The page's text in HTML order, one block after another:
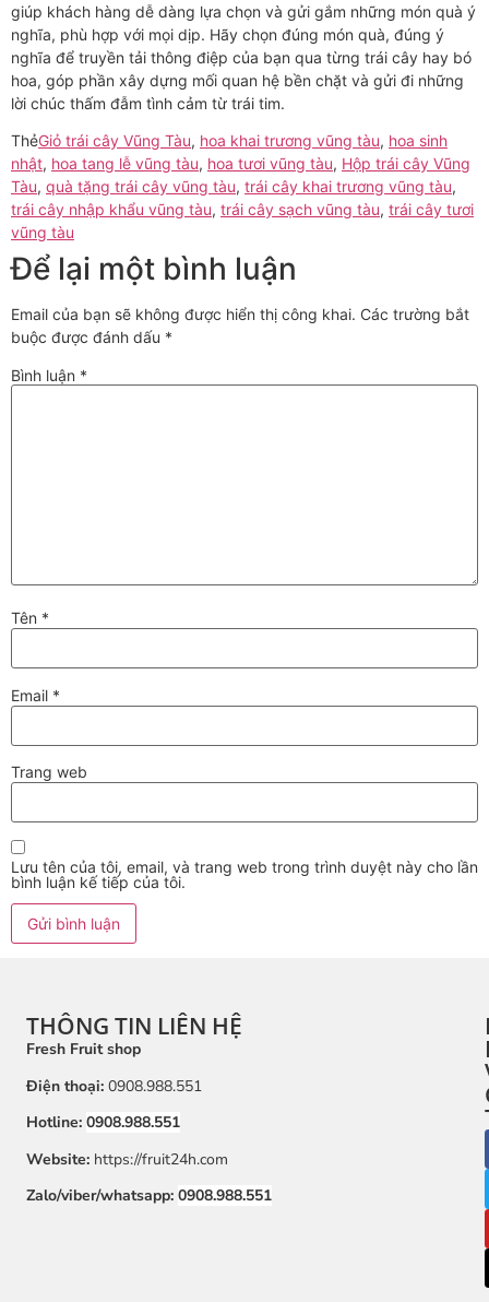
giúp khách hàng dễ dàng lựa chọn và gửi gắm những món quà ý
nghĩa, phù hợp với mọi dịp. Hãy chọn đúng món quà, đúng ý
nghĩa để truyền tải thông điệp của bạn qua từng trái cây hay bó
hoa, góp phần xây dựng mối quan hệ bền chặt và gửi đi những
lời chúc thấm đẫm tình cảm từ trái tim.
ThẻGiỏ trái cây Vũng Tàu, hoa khai trương vũng tàu, hoa sinh
nhật, hoa tang lễ vũng tàu, hoa tươi vũng tàu, Hộp trái cây Vũng
Tàu, quà tặng trái cây vũng tàu, trái cây khai trương vũng tàu,
trái cây nhập khẩu vũng tàu, trái cây sạch vũng tàu, trái cây tươi
vũng tàu
Để lại một bình luận
Email của bạn sẽ không được hiển thị công khai. Các trường bắt
buộc được đánh dấu *
Bình luận *
Tên *
Email *
Trang web
Lưu tên của tôi, email, và trang web trong trình duyệt này cho lần
bình luận kế tiếp của tôi.
THÔNG TIN LIÊN HỆ
Fresh Fruit shop
Điện thoại: 0908.988.551
Hotline: 0908.988.551
Website: https://fruit24h.com
Zalo/viber/whatsapp: 0908.988.551